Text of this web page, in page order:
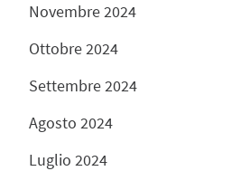
Novembre 2024
Ottobre 2024
Settembre 2024
Agosto 2024
Luglio 2024